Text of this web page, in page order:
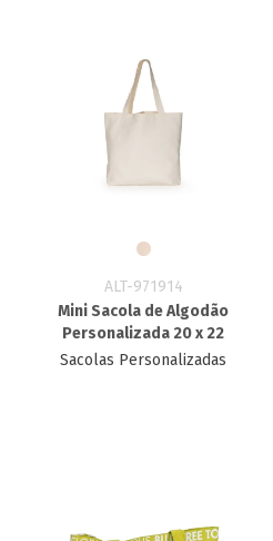
ALT-971914
Mini Sacola de Algodão
Personalizada 20 x 22
Sacolas Personalizadas